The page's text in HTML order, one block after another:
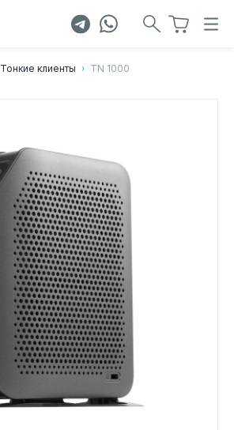
Тонкие клиенты TN 1000